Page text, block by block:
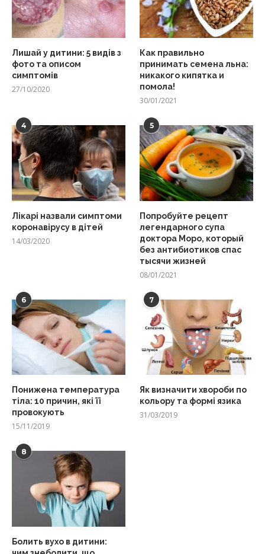
Лишай у дитини: 5 видів з
фото та описом
симптомів
27/10/2020
Как правильно
принимать семена льна:
никакого кипятка и
помола!
30/01/2021
4
Лікарі назвали симптоми
коронавірусу в дітей
14/03/2020
5
Попробуйте рецепт
легендарного супа
доктора Моро, который
без антибиотиков спас
тысячи жизней
08/01/2021
6
Понижена температура
тіла: 10 причин, які її
провокують
15/11/2019
7
Як визначити хвороби по
кольору та формі язика
31/03/2019
8
Болить вухо в дитини: